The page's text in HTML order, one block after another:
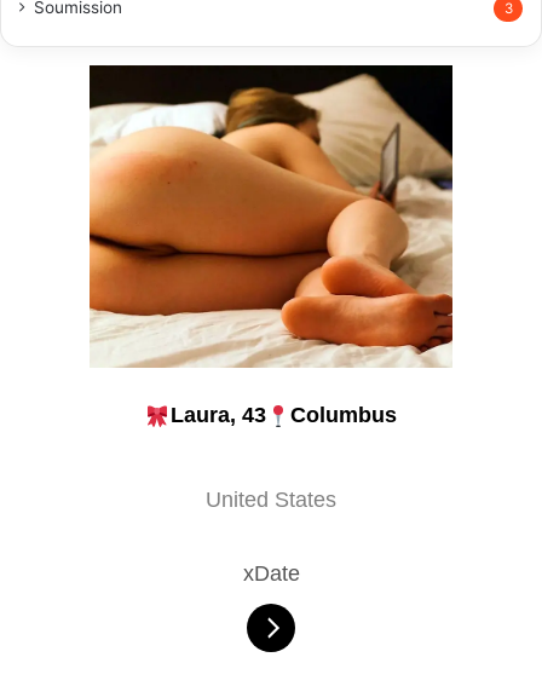
Soumission 3
Laura, 43 Columbus
United States
xDate